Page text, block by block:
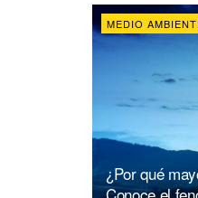
MEDIO
¿Por qué
Conoce el